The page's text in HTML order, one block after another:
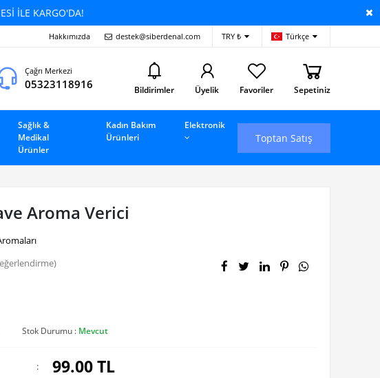
İLE KARGO'DA!
Hakkımızda destek@siberdenal.com TRY ₺ Türkçe
Çağrı Merkezi
05323118916 Bildirimler Üyelik Favoriler Sepetiniz
Sağlık &
Medikal
Ürünler
Kadın Bakım
Ürünleri
Elektronik
Toptan Satış
Aroma Verici
Stok Durumu : Mevcut
: 99.00TL